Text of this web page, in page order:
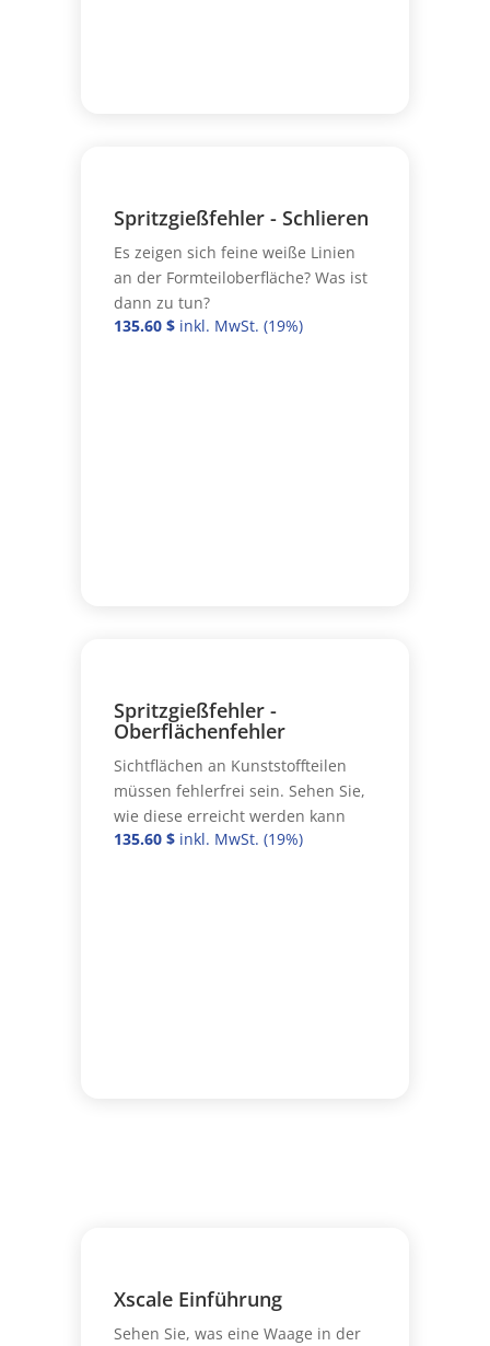
Spritzgießfehler - Schlieren
Es zeigen sich feine weiße Linien
an der Formteiloberfläche? Was ist
dann zu tun?
135.60 $
Spritzgießfehler -
Oberflächenfehler
Sichtflächen an Kunststoffteilen
müssen fehlerfrei sein. Sehen Sie,
wie diese erreicht werden kann
135.60 $
Xscale Einführung
Sehen Sie, was eine Waage in der